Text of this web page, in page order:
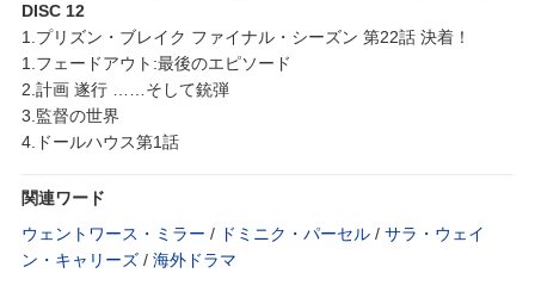
DISC 12
1.プリズン・ブレイク ファイナル・シーズン 第22話 決着！
1.フェードアウト:最後のエピソード
2.計画 遂行 ……そして銃弾
3.監督の世界
4.ドールハウス第1話
関連ワード
ウェントワース・ミラー / ドミニク・パーセル / サラ・ウェイ
ン・キャリーズ / 海外ドラマ